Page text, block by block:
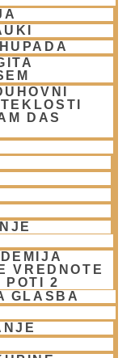
DAS
VREDNOTE
POTI 2
GLASBA
v